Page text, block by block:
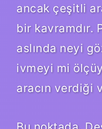
ancak çeşitli
bir kavramdır.
aslında neyi
ivmeyi mi
aracın verdiği